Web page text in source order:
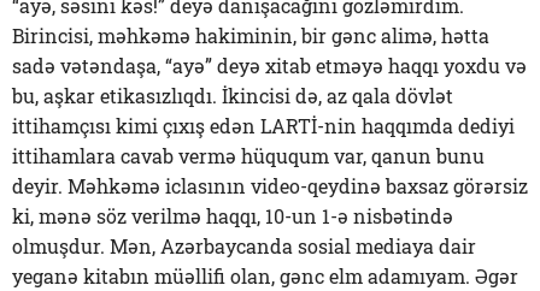
“ayə, səsini kəs!” deyə danışacağını gözləmirdim.
Birincisi, məhkəmə hakiminin, bir gənc alimə, hətta
sadə vətəndaşa, “ayə” deyə xitab etməyə haqqı yoxdu və
bu, aşkar etikasızlıqdı. İkincisi də, az qala dövlət
ittihamçısı kimi çıxış edən LARTİ-nin haqqımda dediyi
ittihamlara cavab vermə hüququm var, qanun bunu
deyir. Məhkəmə iclasının video-qeydinə baxsaz görərsiz
ki, mənə söz verilmə haqqı, 10-un 1-ə nisbətində
olmuşdur. Mən, Azərbaycanda sosial mediaya dair
yeganə kitabın müəllifi olan, gənc elm adamıyam. Əgər